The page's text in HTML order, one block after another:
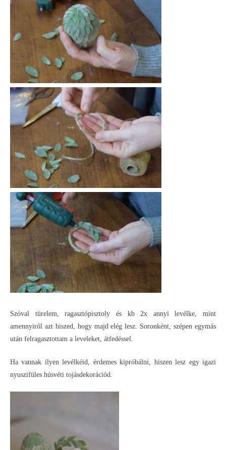
Szóval türelem, ragasztópisztoly és kb 2x annyi levélke, mint
amennyiről azt hiszed, hogy majd elég lesz. Soronként, szépen egymás
után felragasztottam a leveleket, átfedéssel.
Ha vannak ilyen levélkéid, érdemes kipróbálni, hiszen lesz egy igazi
nyuszifüles húsvéti tojásdekorációd.